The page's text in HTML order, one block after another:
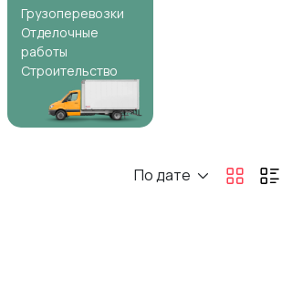
Грузоперевозки
Отделочные
работы
Строительство
По дате